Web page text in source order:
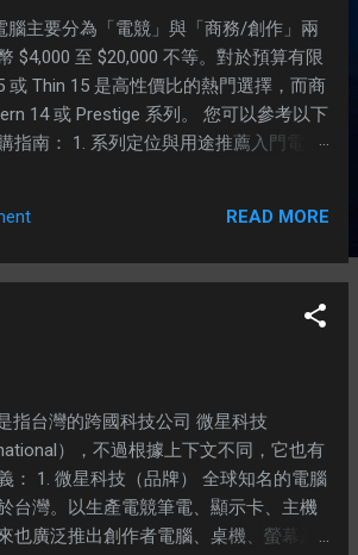
腦主要分為「電競」與「商務/創作」兩
$4,000 至 $20,000 不等。對於預算有限
或 Thin 15 是高性價比的熱門選擇，而商
14 或 Prestige 系列。 您可以參考以下
指南： 1. 系列定位與用途推薦入門電競
或輕度剪輯影片。價格親民，但機身通
規中矩。 高階電競系列（如 Katana、
，可流暢運行 3A 級遊戲大作。 輕薄商
、Prestige 系列）： 適合上班族或
手推薦熱門型號參考 MSI Modern
15 / Cyborg 15： 約港幣 $6,500 -
示卡（如 RTX 4050 / RTX 4060），兼具
。 3. 新手實用操作提示 一鍵還原系統：
鍵，即可進入系統還原選單，輕鬆解
腦。 散熱空間： 打機或運行高負載程式
READ MORE
指台灣的跨國科技公司 微星科技
），不過根據上下文不同，它也有
： 1. 微星科技（品牌） 全球知名的電腦
台灣。以生產電競筆電、顯示卡、主機
也廣泛推出創作者電腦、桌機、螢幕及